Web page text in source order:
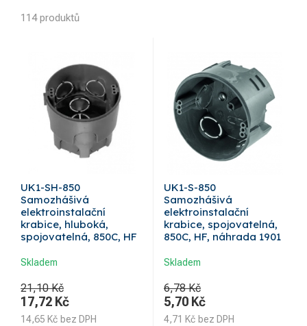
114 produktů
UK1-SH-850
Samozhášivá
elektroinstalační
krabice, hluboká,
spojovatelná, 850C, HF
Skladem
21,10 Kč
17,72 Kč
14,65 Kč bez DPH
UK1-S-850
Samozhášivá
elektroinstalační
krabice, spojovatelná,
850C, HF, náhrada 1901
Skladem
6,78 Kč
5,70 Kč
4,71 Kč bez DPH